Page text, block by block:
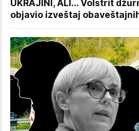
UKRAJINI, ALI... Volstrit
objavio izveštaj